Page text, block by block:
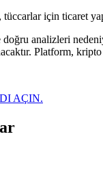
için ticaret
analizleri
Platform, kripto
AÇIN.